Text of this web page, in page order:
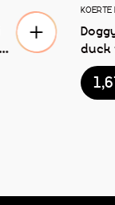
KOERTE
duck
strips
ed